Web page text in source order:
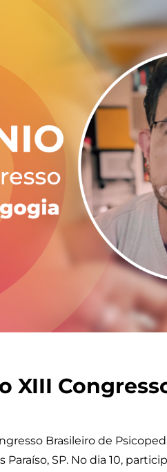
XIII
Brasileiro de
SP. No dia 10,